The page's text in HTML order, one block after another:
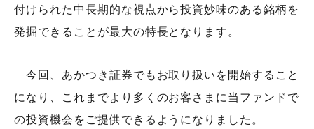
お問い合わせ
各種方針
付けられた中長期的な視点から投資妙味のある銘柄を
発掘できることが最大の特長となります。
今回、あかつき証券でもお取り扱いを開始すること
になり、これまでより多くのお客さまに当ファンドで
の投資機会をご提供できるようになりました。